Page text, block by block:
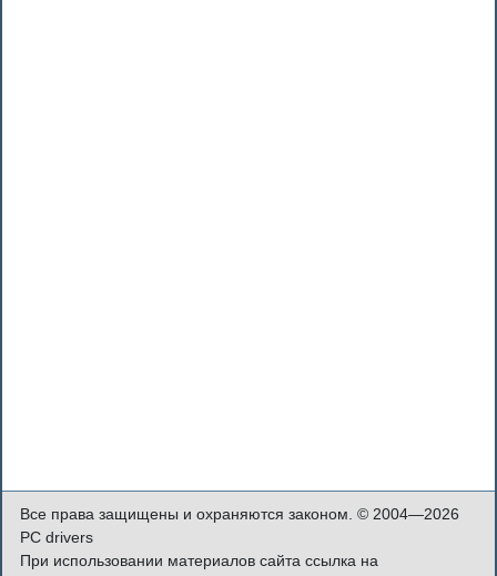
Все права защищены и охраняются законом. © 2004—2026
PC drivers
При использовании материалов сайта ссылка на